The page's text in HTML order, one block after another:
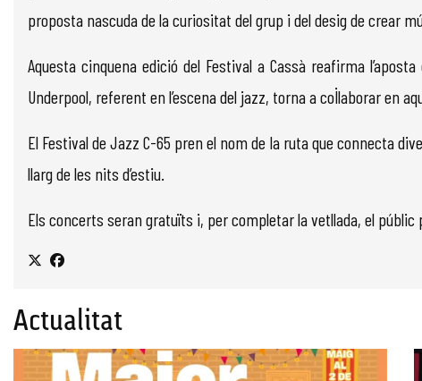
proposta nascuda de la curiositat del grup i del desig de crear
Aquesta cinquena edició del Festival a Cassà reafirma
Underpool, referent en l’escena del jazz, torna a col·laborar en
El Festival de Jazz C-65 pren el nom de la ruta que connecta
llarg de les nits d’estiu.
Els concerts seran gratuïts i, per completar la vetllada, el públic
Actualitat